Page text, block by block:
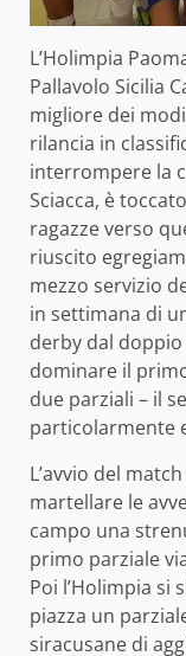
L’Holimpia
Pallavolo Sicilia
migliore dei
rilancia in
interrompere la
Sciacca, è
ragazze verso
riuscito
mezzo servizio
in settimana di
derby dal doppio
dominare il
due parziali – il
particolarmente
L’avvio del
martellare le
campo una
primo parziale
Poi l’Holimpia si
piazza un
siracusane di